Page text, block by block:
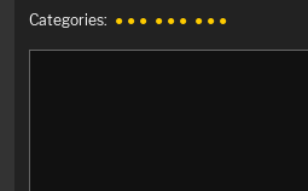
Categories: ● ● ● ● ● ● ● ● ●